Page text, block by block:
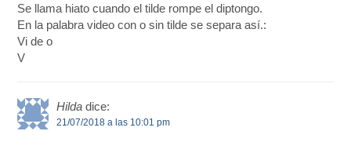
Se llama hiato cuando el tilde rompe el diptongo.
En la palabra video con o sin tilde se separa así.:
Vi de o
V
Hilda dice:
21/07/2018 a las 10:01 pm